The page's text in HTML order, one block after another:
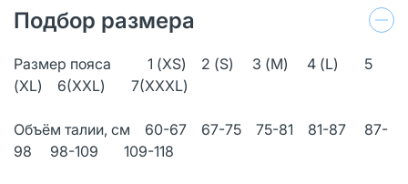
Подбор размера
Размер пояса 1 (XS) 2 (S) 3 (M) 4 (L) 5
(XL) 6(XXL) 7(XXXL)
Объём талии, см 60-67 67-75 75-81 81-87 87-
98 98-109 109-118